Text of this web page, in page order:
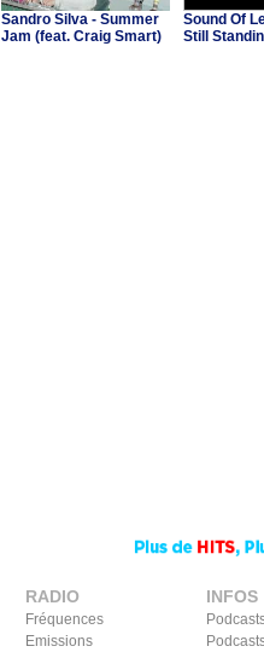
Sandro Silva - Summer
Jam (feat. Craig Smart)
Sound Of
Still
RADIO
Fréquences
Emissions
INFOS